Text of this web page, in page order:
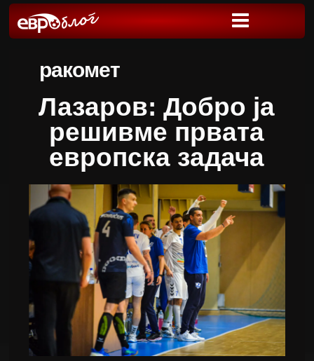
ракомет
Лазаров: Добро ја
решивме првата
европска задача